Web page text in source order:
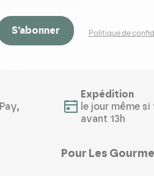
S’abonner Politique de
Expédition
le jour même
avant 13h
Pour Les